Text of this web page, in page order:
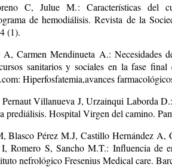
C, Julue M.: Características del
de hemodiálisis. Revista de la
(1).
Carmen Mendinueta A.: Necesidades
sanitarios y sociales en la fase
Hiperfosfatemia,avances
Villanueva J, Urzainqui Laborda
prediálisis. Hospital Virgen del camino.
Blasco Pérez M.J, Castillo Hernández A,
Romero S, Sancho M.T.: Influencia de
nefrológico Fresenius Medical care.